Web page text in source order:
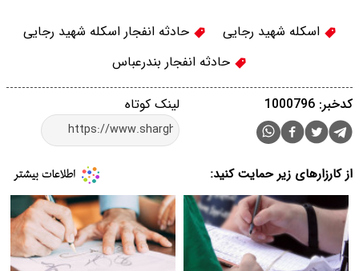
اسکله شهید رجایی
حادثه انفجار اسکله شهید رجایی
حادثه انفجار بندرعباس
لینک کوتاه کدخبر: 1000796
از کارزارهای زیر حمایت کنید: